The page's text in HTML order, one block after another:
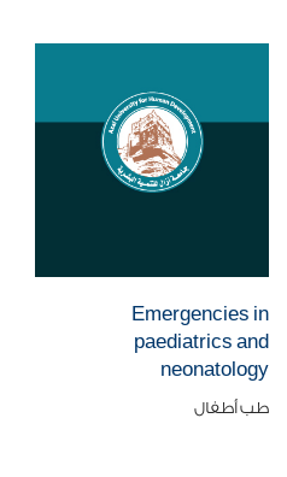
Emergencies in
paediatrics and
neonatology
طب أطفال